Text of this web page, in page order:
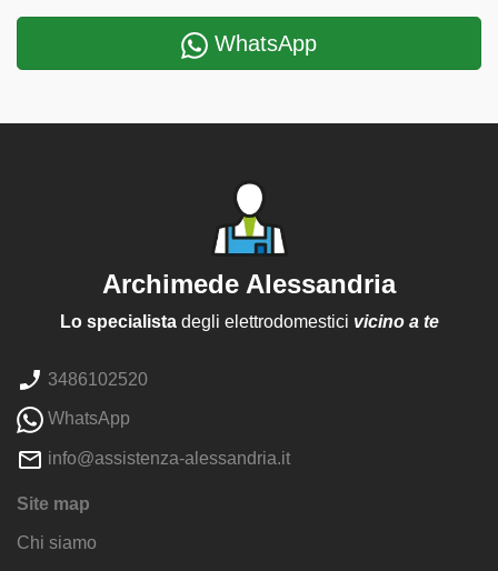
WhatsApp
Archimede Alessandria
Lo specialistadegli elettrodomestici vicino a te
3486102520
WhatsApp
info@assistenza-alessandria.it
Site map
Chi siamo